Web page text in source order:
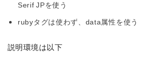
Serif JPを使う
rubyタグは使わず、data属性を使う
説明環境は以下